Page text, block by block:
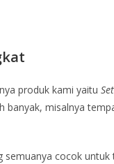
produk kami yaitu
banyak, misalnya
semuanya cocok